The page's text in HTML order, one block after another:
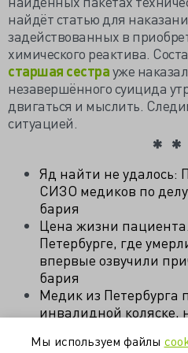
найдёт статью для
задействованных в
химического реактива.
старшая сестрауже
незавершённого суицида
двигаться и мыслить.
ситуацией.
Яд найти не удалось:
СИЗО медиков по делу
бария
Цена жизни
Петербурге, где
впервые озвучили
бария
Медик из Петербурга
инвалидной коляске,
Мы используем файлы